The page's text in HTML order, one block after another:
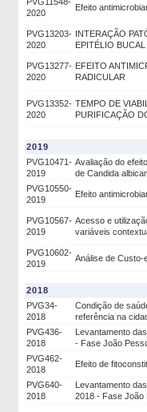
2020
Efeito
PVG13203-
2020
INTERAÇÃO
EPITÉLIO BUCAL
PVG13277-
2020
EFEITO
RADICULAR
PVG13352-
2020
TEMPO DE
PURIFICAÇÃO
2019
PVG10471-
2019
Avaliação do
de Candida
PVG10550-
2019
Efeito
PVG10567-
2019
Acesso e
variáveis
PVG10602-
2019
Análise de Custo-
2018
PVG34-
2018
Condição de
referência na
PVG436-
2018
Levantamento
- Fase João
PVG462-
2018
Efeito de
PVG640-
2018
Levantamento
2018 - Fase João